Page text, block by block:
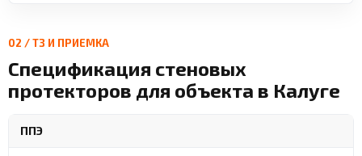
02 / ТЗ И ПРИЕМКА
Спецификация стеновых
протекторов для объекта в Калуге
ППЭ